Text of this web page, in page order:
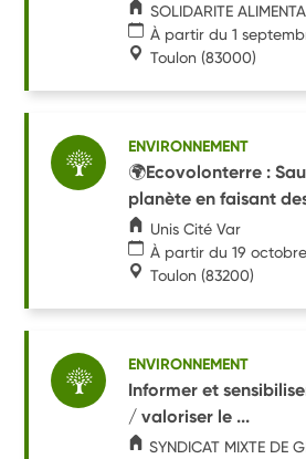
SOLIDARITE
À partir du 1
Toulon (83000)
ENVIRONNEMENT
🌍Ecovolonterre :
planète en faisant
Unis Cité Var
À partir du 19
Toulon (83200)
ENVIRONNEMENT
Informer et
/ valoriser le ...
SYNDICAT MIXTE DE